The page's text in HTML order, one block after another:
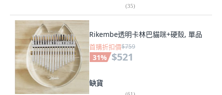
(35)
Rikembe透明卡林巴貓咪+硬殼, 單品
首購折扣價$759
31% $521
缺貨
(61)